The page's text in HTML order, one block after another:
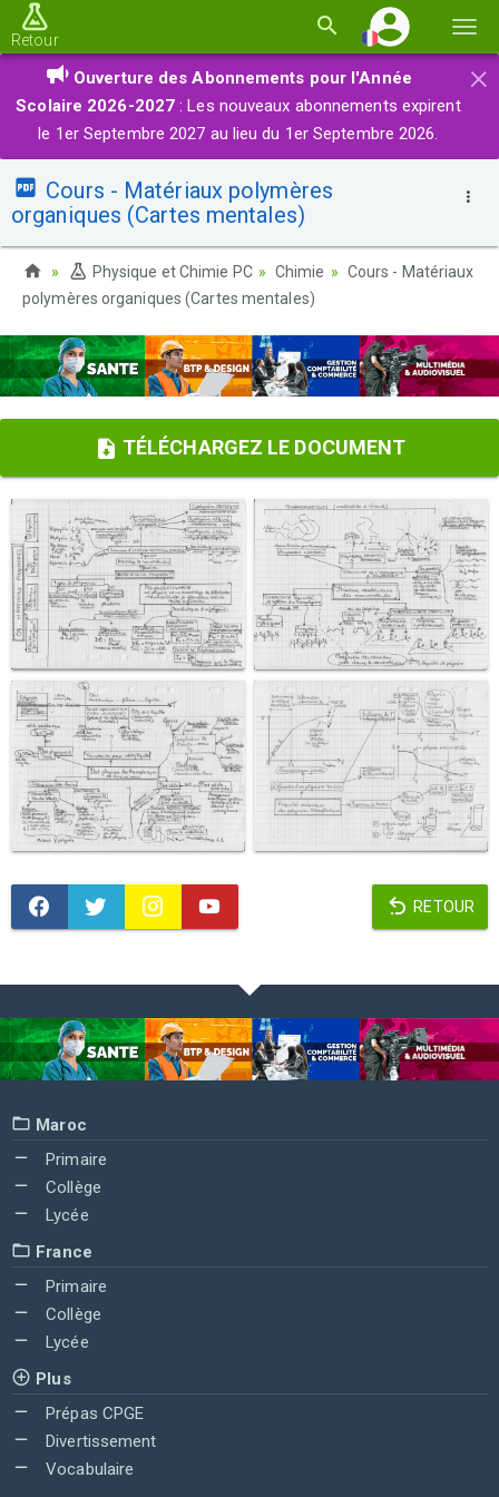
la
Retour
×
Ouverture des Abonnements pour l'Année
Scolaire 2026-2027 : Les nouveaux abonnements expirent
le 1er Septembre 2027 au lieu du 1er Septembre 2026.
Cours - Matériaux polymères
organiques (Cartes mentales)
Physique et Chimie PC Chimie
Cours - Matériaux
polymères organiques (Cartes mentales)
TÉLÉCHARGEZ LE DOCUMENT
RETOUR
Maroc
Primaire
Collège
Lycée
France
Primaire
Collège
Lycée
Plus
Prépas CPGE
Divertissement
Vocabulaire